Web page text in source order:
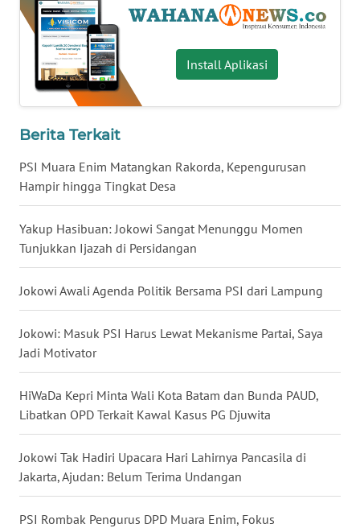
Install Aplikasi
Berita Terkait
PSI Muara Enim Matangkan Rakorda, Kepengurusan
Hampir hingga Tingkat Desa
Yakup Hasibuan: Jokowi Sangat Menunggu Momen
Tunjukkan Ijazah di Persidangan
Jokowi Awali Agenda Politik Bersama PSI dari Lampung
Jokowi: Masuk PSI Harus Lewat Mekanisme Partai, Saya
Jadi Motivator
HiWaDa Kepri Minta Wali Kota Batam dan Bunda PAUD,
Libatkan OPD Terkait Kawal Kasus PG Djuwita
Jokowi Tak Hadiri Upacara Hari Lahirnya Pancasila di
Jakarta, Ajudan: Belum Terima Undangan
PSI Rombak Pengurus DPD Muara Enim, Fokus
WN
NUSANTARA
WN
JOGJA
WN
KALTENG
WN
KALTARA
WN
KALSEL
WN
KALTIM